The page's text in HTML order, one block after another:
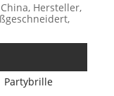
Hersteller,
Partybrille